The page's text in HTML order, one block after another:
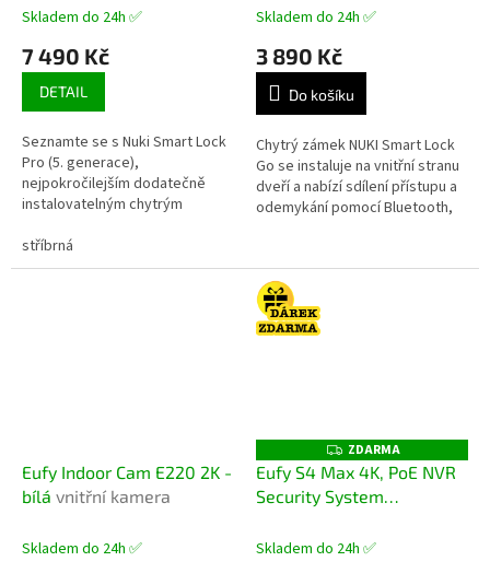
Skladem do 24h ✅
7 490 Kč
DETAIL
Seznamte se s Nuki Smart Lock
Pro (5. generace),
nejpokročilejším dodatečně
instalovatelným chytrým
pohodlí a vytříbený design.
Užijte si snadný...
stříbrná
Skladem do 24h ✅
3 890 Kč
Do košíku
Chytrý zámek NUKI Smart Lock
Go se instaluje na vnitřní stranu
dveří a nabízí sdílení přístupu a
odemykání pomocí Bluetooth,
Eufy Indoor Cam E220 2K -
bílá vnitřní kamera
Skladem do 24h ✅
Z
D
A
R
ZDARMA
Eufy S4 Max 4K, PoE NVR
Security System
systém
Skladem do 24h ✅